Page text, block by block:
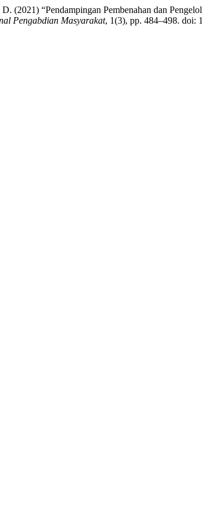
“Pendampingan Pembenahan dan
Pengabdian Masyarakat, 1(3), pp. 484–498. doi: